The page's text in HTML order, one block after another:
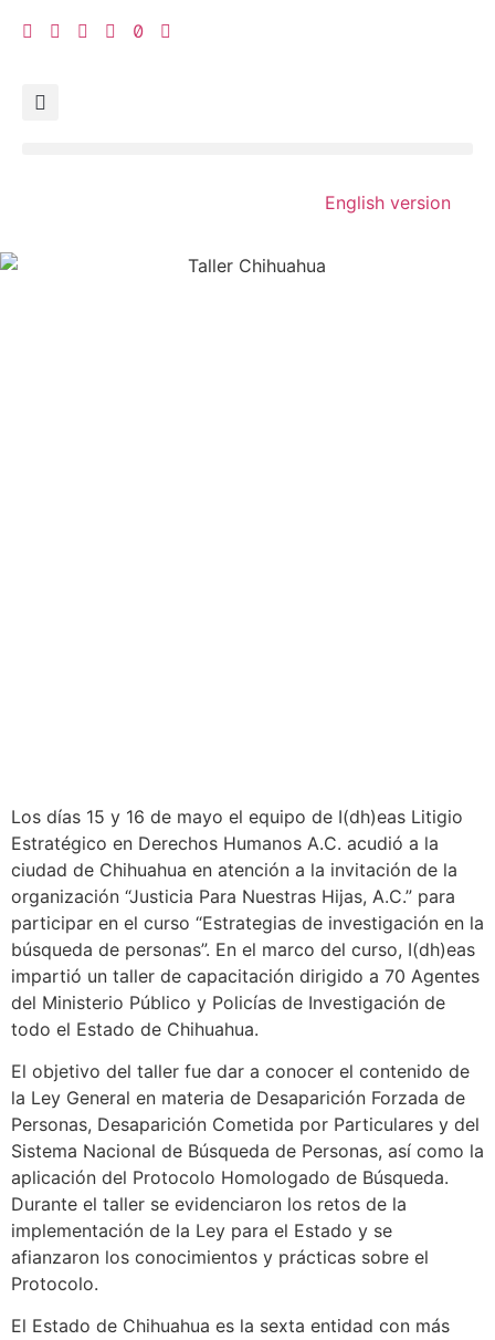
English version
Los días 15 y 16 de mayo el equipo de I(dh)eas Litigio
Estratégico en Derechos Humanos A.C. acudió a la
ciudad de Chihuahua en atención a la invitación de la
organización “Justicia Para Nuestras Hijas, A.C.” para
participar en el curso “Estrategias de investigación en la
búsqueda de personas”. En el marco del curso, I(dh)eas
impartió un taller de capacitación dirigido a 70 Agentes
del Ministerio Público y Policías de Investigación de
todo el Estado de Chihuahua.
El objetivo del taller fue dar a conocer el contenido de
la Ley General en materia de Desaparición Forzada de
Personas, Desaparición Cometida por Particulares y del
Sistema Nacional de Búsqueda de Personas, así como la
aplicación del Protocolo Homologado de Búsqueda.
Durante el taller se evidenciaron los retos de la
implementación de la Ley para el Estado y se
afianzaron los conocimientos y prácticas sobre el
Protocolo.
El Estado de Chihuahua es la sexta entidad con más